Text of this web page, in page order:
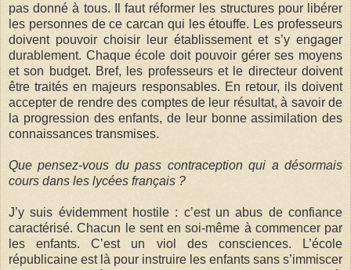
pas donné à tous. Il faut réformer les structures pour libérer
les personnes de ce carcan qui les étouffe. Les professeurs
doivent pouvoir choisir leur établissement et s’y engager
durablement. Chaque école doit pouvoir gérer ses moyens
et son budget. Bref, les professeurs et le directeur doivent
être traités en majeurs responsables. En retour, ils doivent
accepter de rendre des comptes de leur résultat, à savoir de
la progression des enfants, de leur bonne assimilation des
connaissances transmises.
Que pensez-vous du pass contraception qui a désormais
cours dans les lycées français ?
J’y suis évidemment hostile : c’est un abus de confiance
caractérisé. Chacun le sent en soi-même à commencer par
les enfants. C’est un viol des consciences. L’école
républicaine est là pour instruire les enfants sans s’immiscer